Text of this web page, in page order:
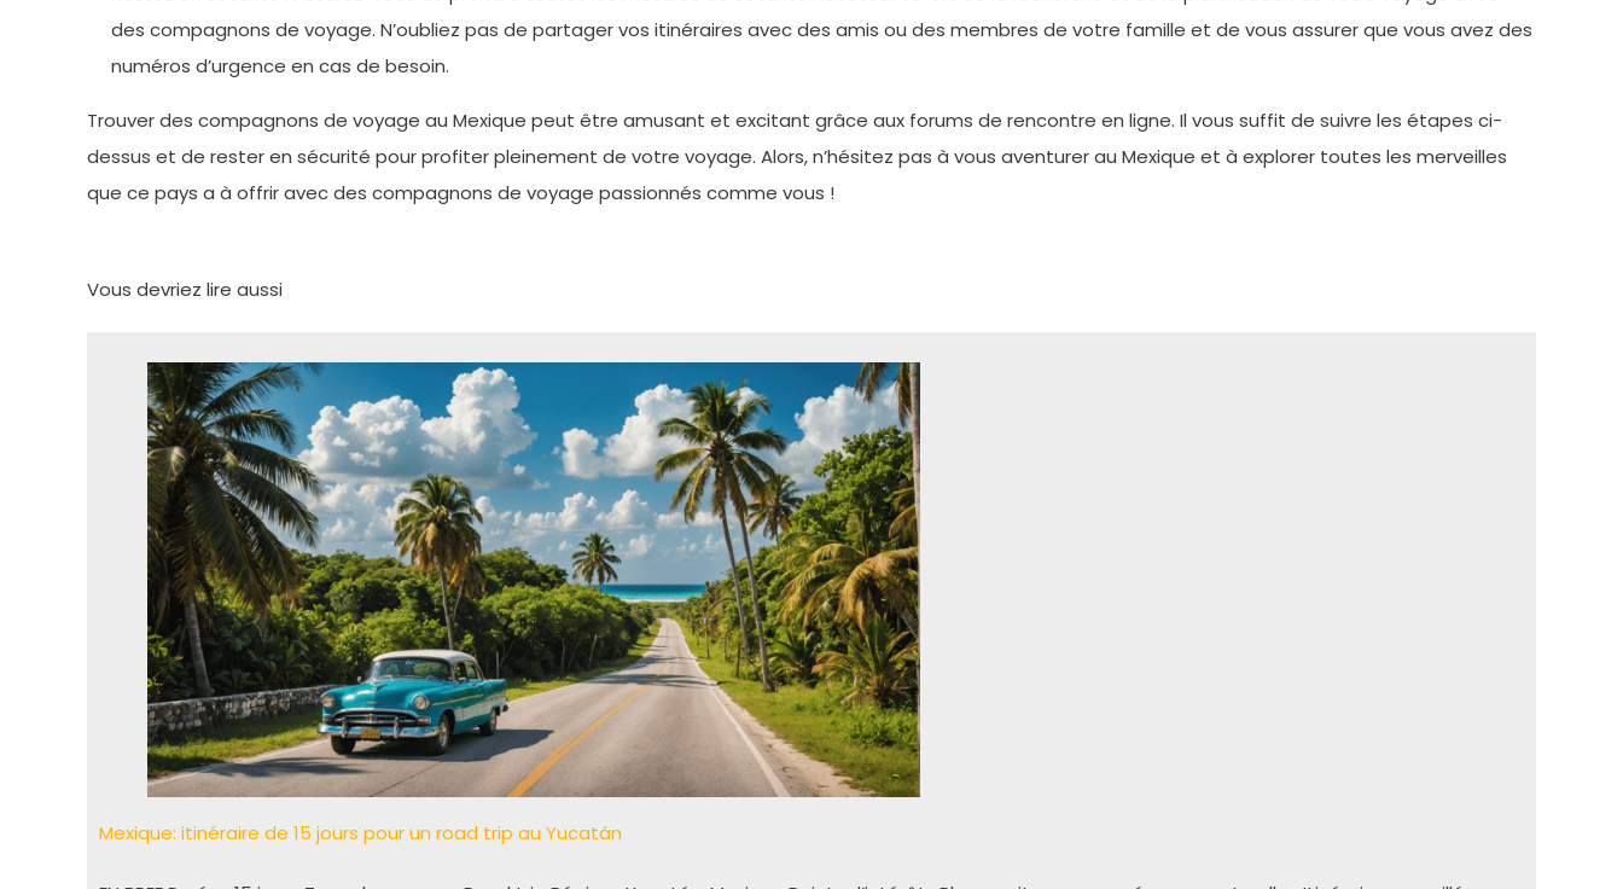
des compagnons de voyage. N’oubliez pas de partager vos itinéraires avec des amis ou des membres de votre famille et de vous assurer que vous avez des
numéros d’urgence en cas de besoin.
Trouver des compagnons de voyage au Mexique peut être amusant et excitant grâce aux forums de rencontre en ligne. Il vous suffit de suivre les étapes ci-
dessus et de rester en sécurité pour profiter pleinement de votre voyage. Alors, n’hésitez pas à vous aventurer au Mexique et à explorer toutes les merveilles
que ce pays a à offrir avec des compagnons de voyage passionnés comme vous !
Vous devriez lire aussi
Mexique: itinéraire de 15 jours pour un road trip au Yucatán